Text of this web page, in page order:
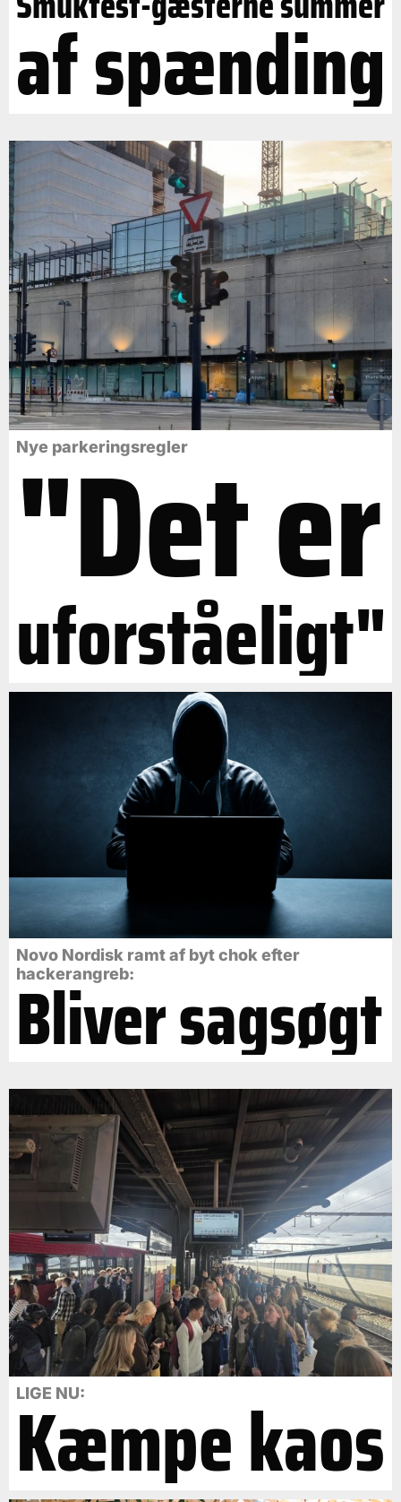
af spænding
Nye parkeringsregler
"Det er
uforståeligt"
Novo Nordisk ramt af byt chok efter
hackerangreb:
Bliver sagsøgt
LIGE NU:
Kæmpe kaos